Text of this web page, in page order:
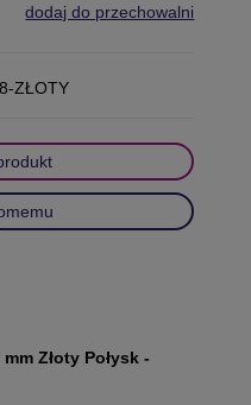
dodaj do przechowalni
ZŁOTY
Złoty Połysk -